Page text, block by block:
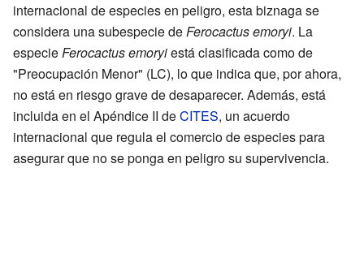
internacional de especies en peligro, esta biznaga se
considera una subespecie deFerocactus emoryi. La
especieFerocactus emoryiestá clasificada como de
"Preocupación Menor" (LC), lo que indica que, por ahora,
no está en riesgo grave de desaparecer. Además, está
incluida en el Apéndice II deCITES, un acuerdo
internacional que regula el comercio de especies para
asegurar que no se ponga en peligro su supervivencia.